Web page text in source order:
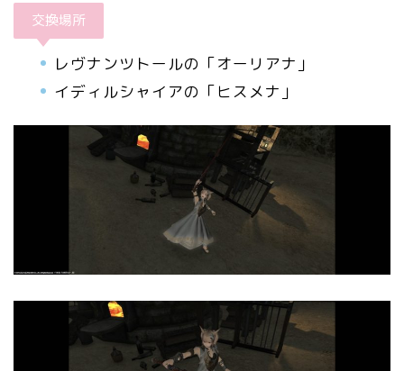
交換場所
レヴナンツトールの「オーリアナ」
イディルシャイアの「ヒスメナ」